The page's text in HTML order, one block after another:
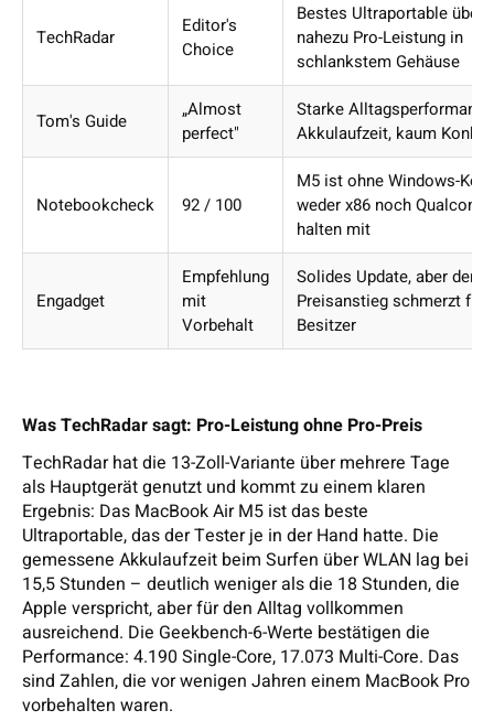
TechRadar
Editor's
Choice
Bestes Ultraportable
nahezu Pro-Leistung in
schlankstem Gehäuse
Tom's Guide
„Almost
perfect"
Starke
Akkulaufzeit, kaum
Notebookcheck 92 / 100
M5 ist ohne Windows-
weder x86 noch
halten mit
Engadget
Empfehlung
mit
Vorbehalt
Solides Update, aber der
Preisanstieg schmerzt für
Besitzer
Was TechRadar sagt: Pro-Leistung ohne Pro-Preis
TechRadar hat die 13-Zoll-Variante über mehrere Tage
als Hauptgerät genutzt und kommt zu einem klaren
Ergebnis: Das MacBook Air M5 ist das beste
Ultraportable, das der Tester je in der Hand hatte. Die
gemessene Akkulaufzeit beim Surfen über WLAN lag bei
15,5 Stunden – deutlich weniger als die 18 Stunden, die
Apple verspricht, aber für den Alltag vollkommen
ausreichend. Die Geekbench-6-Werte bestätigen die
Performance: 4.190 Single-Core, 17.073 Multi-Core. Das
sind Zahlen, die vor wenigen Jahren einem MacBook Pro
vorbehalten waren.